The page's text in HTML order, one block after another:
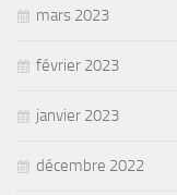
mars 2023
février 2023
janvier 2023
décembre 2022